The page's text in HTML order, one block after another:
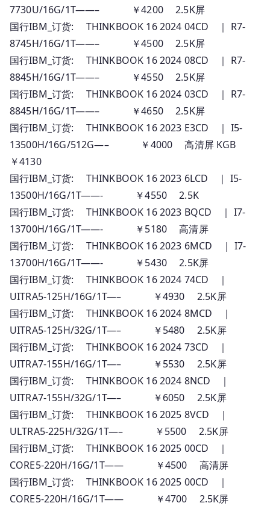
7730U/16G/1T——– ￥4200 2.5K屏
国行IBM_订货: THINKBOOK 16 2024 04CD ｜ R7-
8745H/16G/1T——– ￥4500 2.5K屏
国行IBM_订货: THINKBOOK 16 2024 08CD ｜ R7-
8845H/16G/1T——– ￥4550 2.5K屏
国行IBM_订货: THINKBOOK 16 2024 03CD ｜ R7-
8845H/16G/1T——– ￥4650 2.5K屏
国行IBM_订货: THINKBOOK 16 2023 E3CD ｜ I5-
13500H/16G/512G—– ￥4000 高清屏 KGB
￥4130
国行IBM_订货: THINKBOOK 16 2023 6LCD ｜ I5-
13500H/16G/1T——- ￥4550 2.5K
国行IBM_订货: THINKBOOK 16 2023 BQCD ｜ I7-
13700H/16G/1T——- ￥5180 高清屏
国行IBM_订货: THINKBOOK 16 2023 6MCD ｜ I7-
13700H/16G/1T——- ￥5430 2.5K屏
国行IBM_订货: THINKBOOK 16 2024 74CD ｜
UITRA5-125H/16G/1T—– ￥4930 2.5K屏
国行IBM_订货: THINKBOOK 16 2024 8MCD ｜
UITRA5-125H/32G/1T—– ￥5480 2.5K屏
国行IBM_订货: THINKBOOK 16 2024 73CD ｜
UITRA7-155H/16G/1T—– ￥5530 2.5K屏
国行IBM_订货: THINKBOOK 16 2024 8NCD ｜
UITRA7-155H/32G/1T—– ￥6050 2.5K屏
国行IBM_订货: THINKBOOK 16 2025 8VCD ｜
ULTRA5-225H/32G/1T—– ￥5500 2.5K屏
国行IBM_订货: THINKBOOK 16 2025 00CD ｜
CORE5-220H/16G/1T—— ￥4500 高清屏
国行IBM_订货: THINKBOOK 16 2025 00CD ｜
CORE5-220H/16G/1T—— ￥4700 2.5K屏